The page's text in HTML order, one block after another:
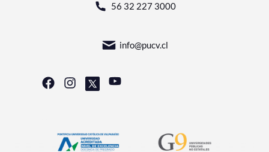
56 32 227 3000
info@pucv.cl